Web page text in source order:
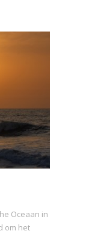
Oceaan in
om het